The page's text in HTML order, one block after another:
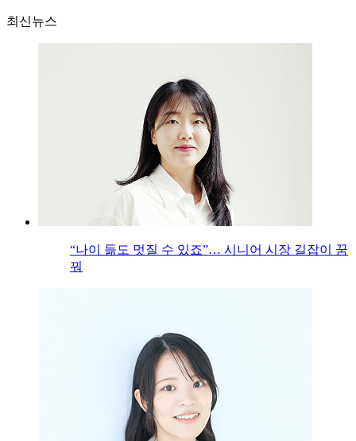
최신뉴스
“나이 듦도 멋질 수 있죠”… 시니어 시장 길잡이 꿈
꿔